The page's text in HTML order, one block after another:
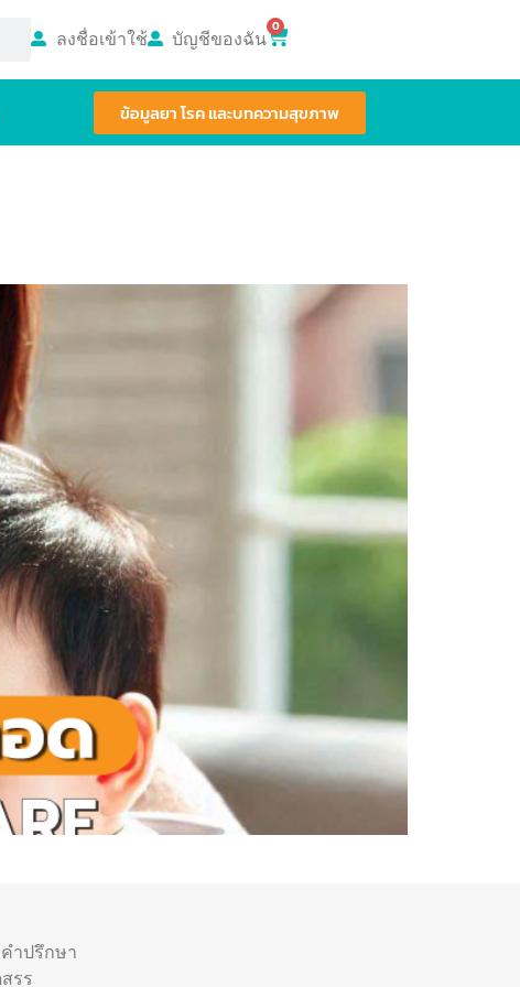
ลงชื่อเข้าใช้ บัญชีของฉัน 0
ข้อมูลยา โรค และบทความสุขภาพ
ำปรึกษา
รร